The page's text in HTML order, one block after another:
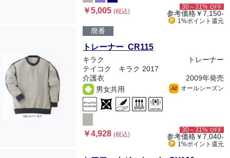
￥5,005(税込)
30～31% OFF
参考価格￥7,150-
1%ポイント 還元
廃番
トレーナー CR115
キラク
トレーナー
テイコク キラク 2017
介護衣
2009年発売
男女共用
All オールシーズン
￥4,928(税込)
30～31% OFF
参考価格￥7,040-
1%ポイント 還元